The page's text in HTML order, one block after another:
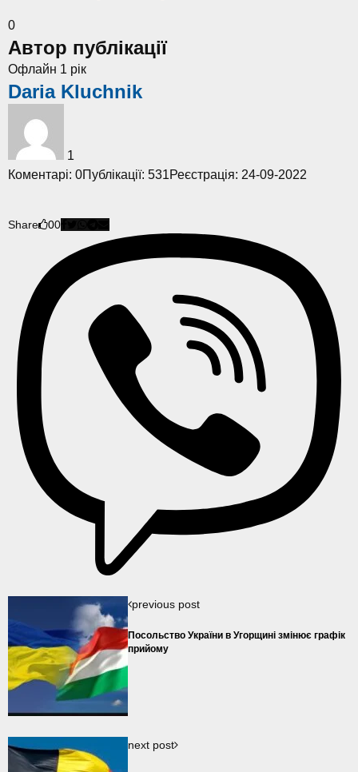
0
Автор публікації
Офлайн 1 рік
Daria Kluchnik
1
Коментарі: 0Публікації: 531Реєстрація: 24-09-2022
Share 00
previous post
Посольство України в Угорщині змінює графік
прийому
next post